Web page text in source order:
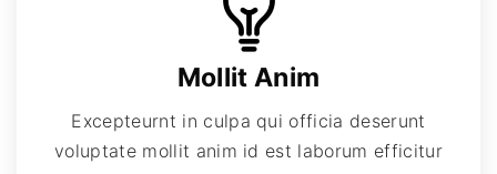
Mollit Anim
Excepteurnt in culpa qui officia deserunt
voluptate mollit anim id est laborum efficitur